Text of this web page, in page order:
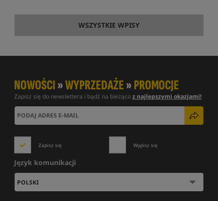
WSZYSTKIE WPISY
NOWOŚCI»WYPRZEDAŻE»PROMOCJE
Zapisz się do newslettera i bądź na bieżącoz najlepszymi okazjami!
Zapisz się Wypisz się
Język komunikacji